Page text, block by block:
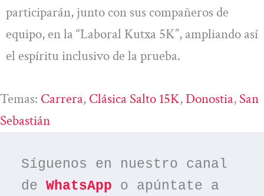
participarán, junto con sus compañeros de
equipo, en la “Laboral Kutxa 5K”, ampliando así
el espíritu inclusivo de la prueba.
Temas: Carrera, Clásica Salto 15K, Donostia, San
Sebastián
Síguenos en nuestro canal
de WhatsApp o apúntate a